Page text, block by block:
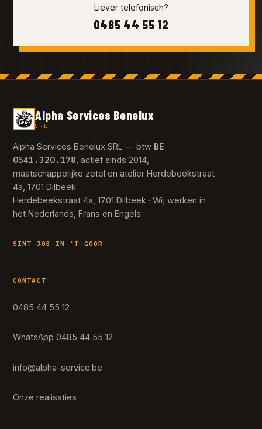
Liever telefonisch?
0485 44 55 12
Alpha Services Benelux
SRL
Alpha Services Benelux SRL — btw BE
0541.320.178 , actief sinds 2014,
maatschappelijke zetel en atelier Herdebeekstraat
4a, 1701 Dilbeek.
Herdebeekstraat 4a, 1701 Dilbeek · Wij werken in
het Nederlands, Frans en Engels.
SINT-JOB-IN-'T-GOOR
CONTACT
0485 44 55 12
WhatsApp 0485 44 55 12
info@alpha-service.be
Onze realisaties